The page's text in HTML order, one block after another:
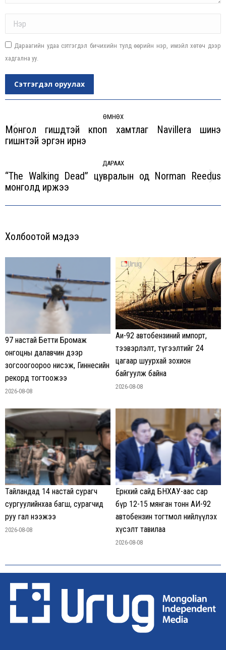
Дараагийн удаа сэтгэгдэл бичихийн тулд өөрийн нэр, имэйл хөтөч дээр
хадгална уу.
Сэтгэгдэл оруулах
ӨМНӨХ
Previous
Монгол гишүүдтэй кпоп хамтлаг Navillera шинэ
гишүүнтэй эргэн ирнэ
ДАРААХ
Next
“The Walking Dead” цувралын од Norman Reedus
монголд иржээ
Холбоотой мэдээ
97 настай Бетти Бромаж
онгоцны далавчин дээр
зогсоогоороо нисэж, Гиннесийн
рекорд тогтоожээ
2026-08-08
Аи-92 автобензиний импорт,
тээвэрлэлт, түгээлтийг 24
цагаар шуурхай зохион
байгуулж байна
2026-08-08
Тайландад 14 настай сурагч
сургуулийнхаа багш, сурагчид
руу гал нээжээ
2026-08-08
Ерөнхий сайд БНХАУ-аас сар
бүр 12-15 мянган тонн АИ-92
автобензин тогтмол нийлүүлэх
хүсэлт тавилаа
2026-08-08